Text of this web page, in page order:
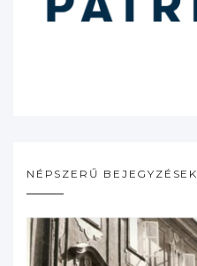
NÉPSZERŰ BEJEGYZÉSEK